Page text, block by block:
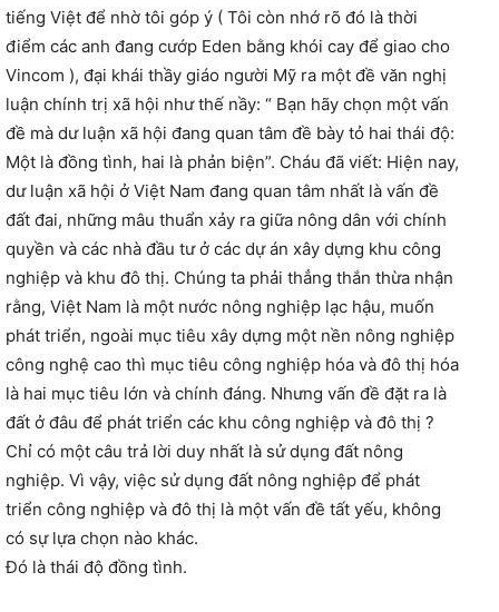
tiếng Việt để nhờ tôi góp ý ( Tôi còn nhớ rõ đó là thời
điểm các anh đang cướp Eden bằng khói cay để giao cho
Vincom ), đại khái thầy giáo người Mỹ ra một đề văn nghị
luận chính trị xã hội như thế nầy: “ Bạn hãy chọn một vấn
đề mà dư luận xã hội đang quan tâm đề bày tỏ hai thái độ:
Một là đồng tình, hai là phản biện”. Cháu đã viết: Hiện nay,
dư luận xã hội ở Việt Nam đang quan tâm nhất là vấn đề
đất đai, những mâu thuẩn xảy ra giữa nông dân với chính
quyền và các nhà đầu tư ở các dự án xây dựng khu công
nghiệp và khu đô thị. Chúng ta phải thẳng thắn thừa nhận
rằng, Việt Nam là một nước nông nghiệp lạc hậu, muốn
phát triển, ngoài mục tiêu xây dựng một nền nông nghiệp
công nghệ cao thì mục tiêu công nghiệp hóa và đô thị hóa
là hai mục tiêu lớn và chính đáng. Nhưng vấn đề đặt ra là
đất ở đâu để phát triển các khu công nghiệp và đô thị ?
Chỉ có một câu trả lời duy nhất là sử dụng đất nông
nghiệp. Vì vậy, việc sử dụng đất nông nghiệp để phát
triển công nghiệp và đô thị là một vấn đề tất yếu, không
có sự lựa chọn nào khác.
Đó là thái độ đồng tình.